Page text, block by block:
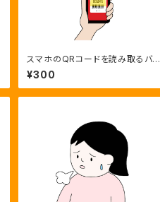
スマホのQRコードを読み取るバー
コードリーダー
¥300